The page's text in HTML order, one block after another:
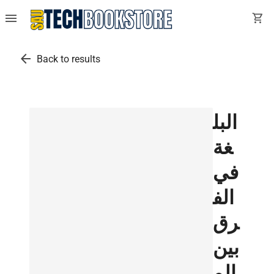
menu shopping_cart
arrow_back Back to results
البل
غة
في
الف
رق
بين